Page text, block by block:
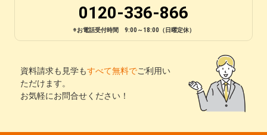
0120-336-866
※お電話受付時間 9:00～18:00（日曜定休）
資料請求も見学もすべて無料でご利用い
ただけます。
お気軽にお問合せください！